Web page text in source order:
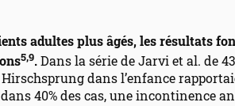
adultes plus âgés, les résultats
5,9.Dans la série de Jarvi et al. de
dans l’enfance
40% des cas, une incontinence